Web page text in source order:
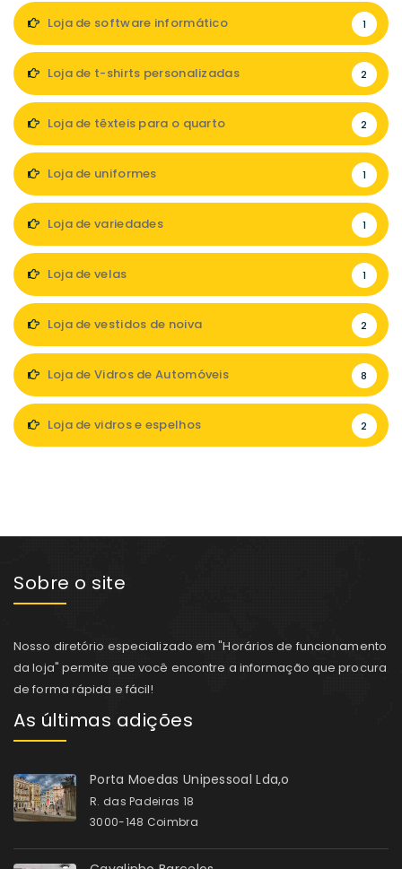
Loja de software informático 1
Loja de t-shirts personalizadas 2
Loja de têxteis para o quarto 2
Loja de uniformes 1
Loja de variedades 1
Loja de velas 1
Loja de vestidos de noiva 2
Loja de Vidros de Automóveis 8
Loja de vidros e espelhos 2
Sobre o site
Nosso diretório especializado em "Horários de funcionamento
da loja" permite que você encontre a informação que procura
de forma rápida e fácil!
As últimas adições
Porta Moedas Unipessoal Lda,o
R. das Padeiras 18
3000-148 Coimbra